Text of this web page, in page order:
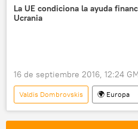
déficit presupuestario
PIB
Economía
La UE condiciona la ayuda
Ucrania
16 de septiembre 2016, 12:24
Valdis Dombrovskis
🌍 Europa
Internacional
Economía